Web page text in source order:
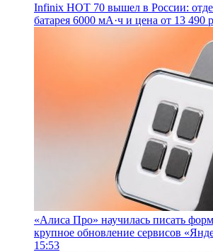
Infinix HOT 70 вышел в России:
батарея 6000 мА·ч и цена от 13 490
«Алиса Про» научилась писать
крупное обновление сервисов
15:53